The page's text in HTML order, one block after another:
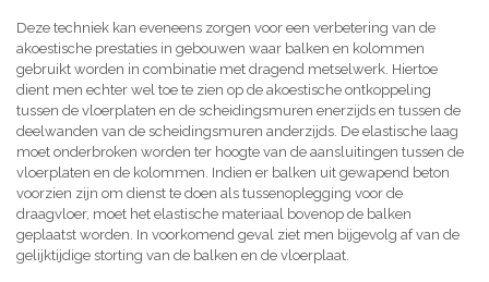
Deze techniek kan eveneens zorgen voor een verbetering van de
akoestische prestaties in gebouwen waar balken en kolommen
gebruikt worden in combinatie met dragend metselwerk. Hiertoe
dient men echter wel toe te zien op de akoestische ontkoppeling
tussen de vloerplaten en de scheidingsmuren enerzijds en tussen de
deelwanden van de scheidingsmuren anderzijds. De elastische laag
moet onderbroken worden ter hoogte van de aansluitingen tussen de
vloerplaten en de kolommen. Indien er balken uit gewapend beton
voorzien zijn om dienst te doen als tussenoplegging voor de
draagvloer, moet het elastische materiaal bovenop de balken
geplaatst worden. In voorkomend geval ziet men bijgevolg af van de
gelijktijdige storting van de balken en de vloerplaat.